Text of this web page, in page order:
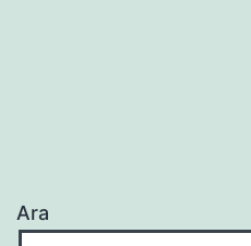
Ara